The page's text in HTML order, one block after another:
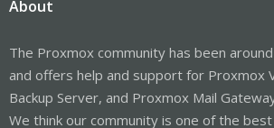
About
The Proxmox community has been
and offers help and support for Proxmox
Backup Server, and Proxmox Mail
We think our community is one of the